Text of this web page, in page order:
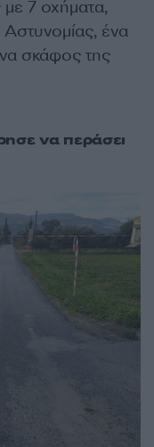
7 οχήματα,
Αστυνομίας, ένα
σκάφος της
να περάσει